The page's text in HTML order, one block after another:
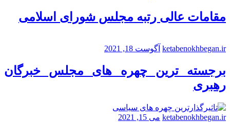
مقامات عالی رتبه مجلس شورای اسلامی
ketabenokhbegan.ir آگوست 18, 2021
برجسته ترین چهره های مجلس خبرگان
رهبری
ketabenokhbegan.ir می 15, 2021